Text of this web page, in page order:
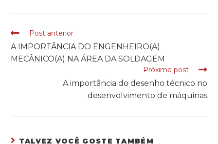
READ
MORE
ARTICLES
Post anterior
A IMPORTÂNCIA DO ENGENHEIRO(A)
MECÂNICO(A) NA ÁREA DA SOLDAGEM
Próximo post
A importância do desenho técnico no
desenvolvimento de máquinas
TALVEZ VOCÊ GOSTE TAMBÉM